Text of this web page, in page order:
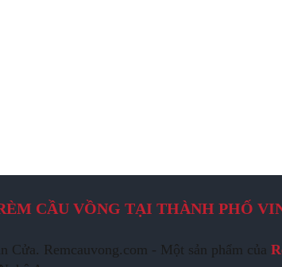
CẦU VỒNG TẠI THÀNH PHỐ
Remcauvong.com - Một sản phẩm của